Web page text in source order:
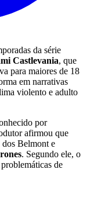
da série
Castlevania, que
para maiores de 18
em narrativas
violento e adulto
por
afirmou que
dos Belmont e
. Segundo ele, o
de